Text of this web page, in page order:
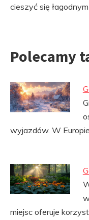
cieszyć się
Polecamy
wyjazdów. W
miejsc oferuje